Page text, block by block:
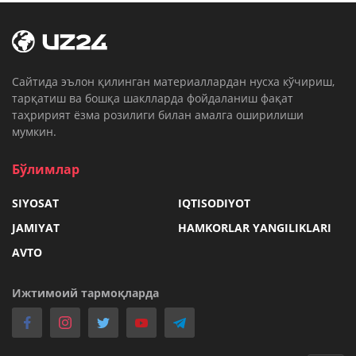
Cайтида эълон қилинган материаллардан нусха кўчириш,
тарқатиш ва бошқа шаклларда фойдаланиш фақат
таҳририят ёзма розилиги билан амалга оширилиши
мумкин.
Бўлимлар
SIYOSAT
IQTISODIYOT
JAMIYAT
HAMKORLAR YANGILIKLARI
AVTO
Ижтимоий тармоқларда